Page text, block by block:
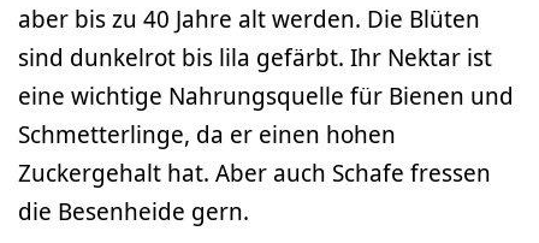
aber bis zu 40 Jahre alt werden. Die Blüten
sind dunkelrot bis lila gefärbt. Ihr Nektar ist
eine wichtige Nahrungsquelle für Bienen und
Schmetterlinge, da er einen hohen
Zuckergehalt hat. Aber auch Schafe fressen
die Besenheide gern.